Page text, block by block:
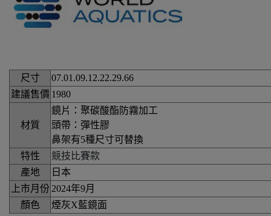
尺寸
07.01.09.12.22.29.66
建議售價 1980
材質
鏡片：聚碳酸酯防霧加工
頭帶：彈性膠
鼻架有5種尺寸可替換
特性
競技比賽款
產地
日本
上市月份 2024年9月
顏色
煙灰X藍鏡面